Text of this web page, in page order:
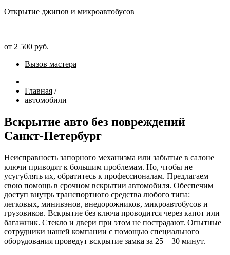
Открытие джипов и микроавтобусов
от 2 500 руб.
Вызов мастера
Главная /
автомобили
Вскрытие авто без повреждений
Санкт-Петербург
Неисправность запорного механизма или забытые в салоне
ключи приводят к большим проблемам. Но, чтобы не
усугублять их, обратитесь к профессионалам. Предлагаем
свою помощь в срочном вскрытии автомобиля. Обеспечим
доступ внутрь транспортного средства любого типа:
легковых, минивэнов, внедорожников, микроавтобусов и
грузовиков. Вскрытие без ключа проводится через капот или
багажник. Стекло и двери при этом не пострадают. Опытные
сотрудники нашей компании с помощью специального
оборудования проведут вскрытие замка за 25 – 30 минут.